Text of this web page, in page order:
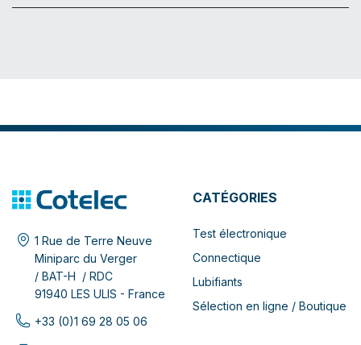
1 Rue de Terre Neuve
Miniparc du Verger
/ BAT-H / RDC
91940 LES ULIS - France
+33 (0)1 69 28 05 06
CATÉGORIES
Test électronique
Connectique
Lubifiants
Sélection en ligne / Boutique